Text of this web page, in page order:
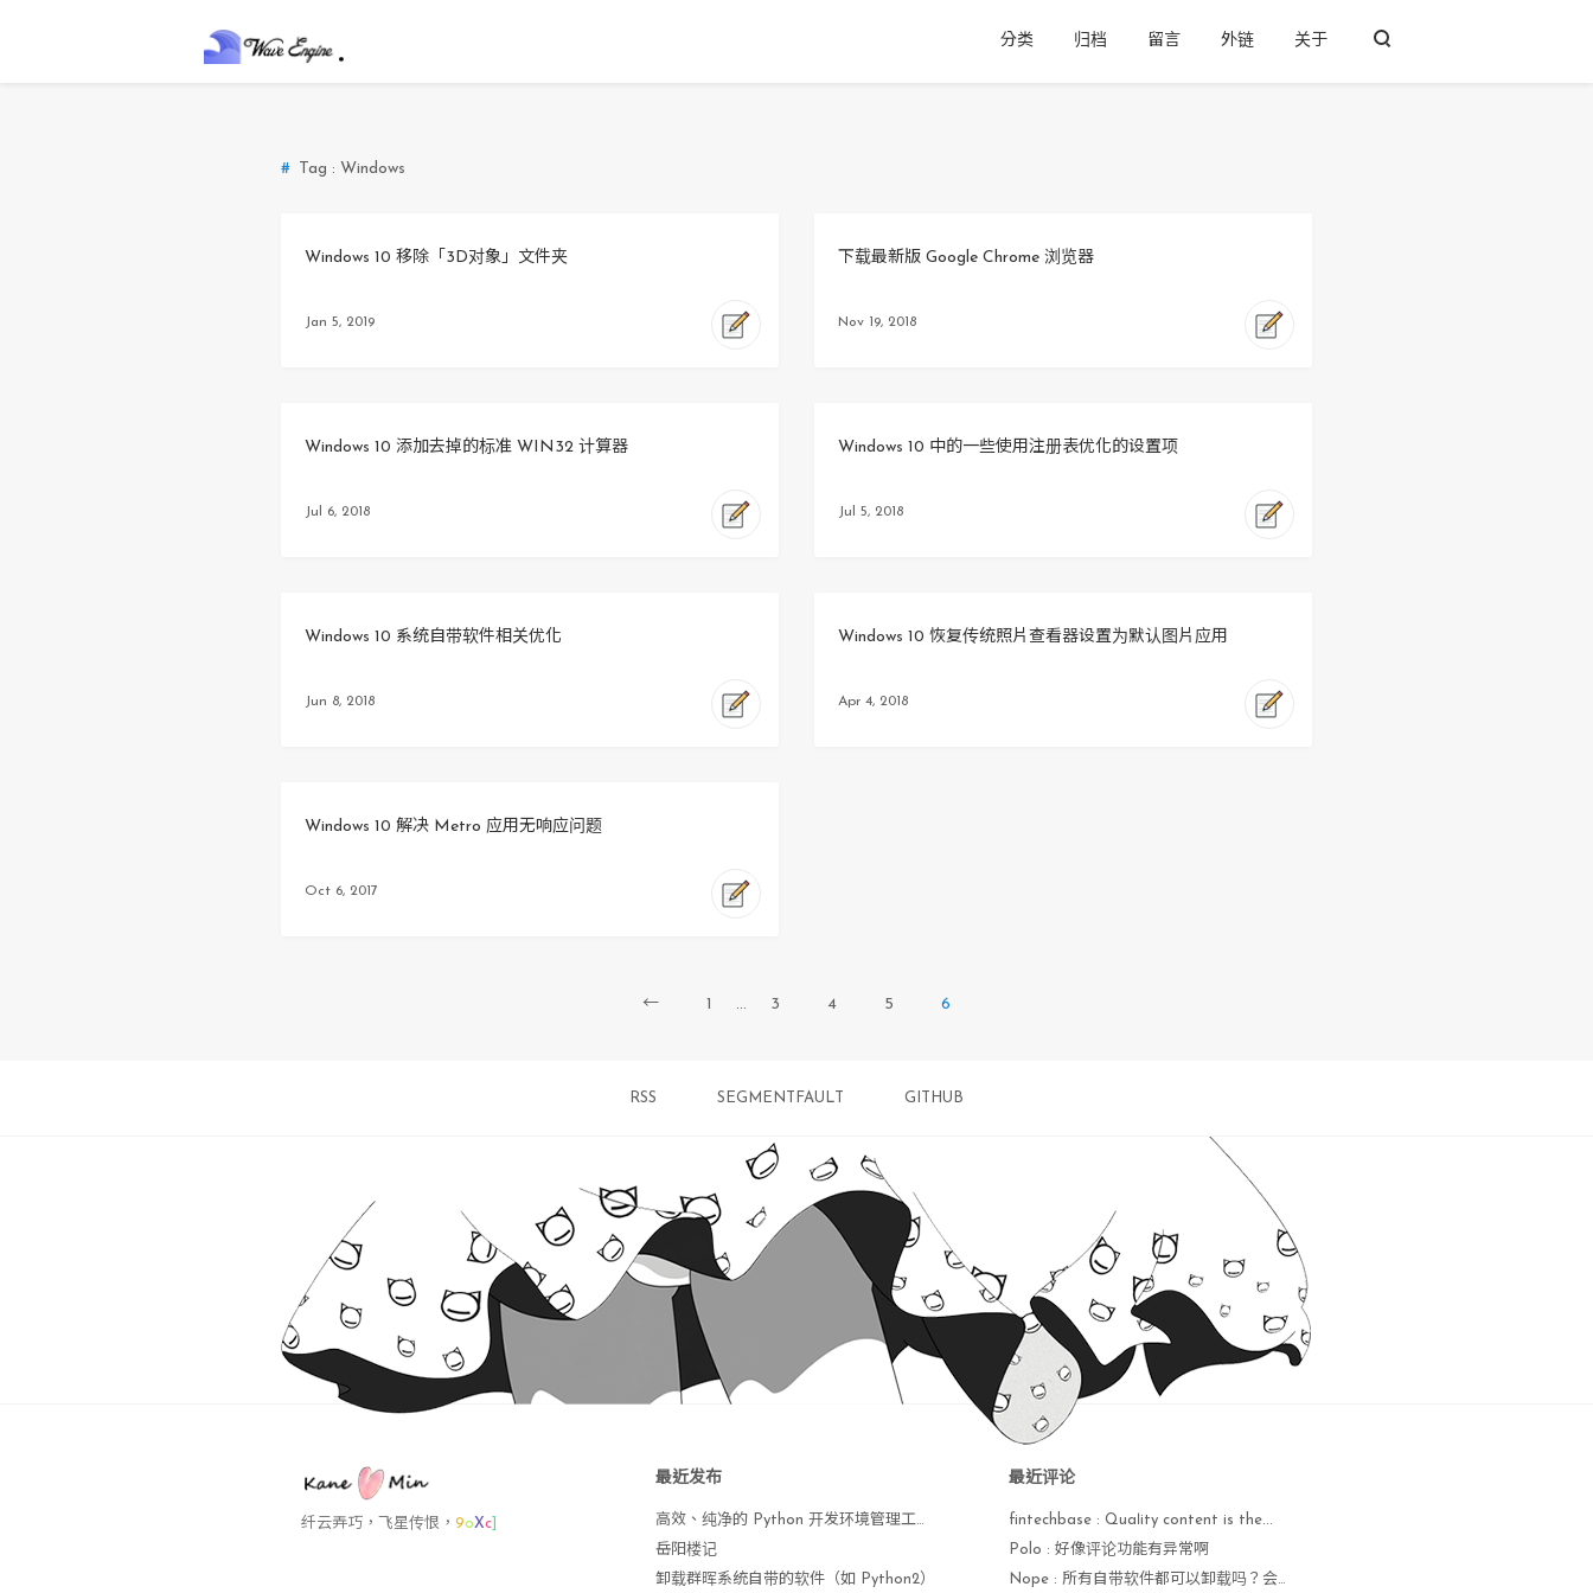
分类 归档 留言 外链 关于
Tag : Windows
Windows 10 移除「3D对象」文件夹
Jan 5, 2019
下载最新版 Google Chrome 浏览器
Nov 19, 2018
Windows 10 添加去掉的标准 WIN32 计算器
Jul 6, 2018
Windows 10 中的一些使用注册表优化的设置项
Jul 5, 2018
Windows 10 系统自带软件相关优化
Jun 8, 2018
Windows 10 恢复传统照片查看器设置为默认图片应用
Apr 4, 2018
Windows 10 解决 Metro 应用无响应问题
Oct 6, 2017
← 1 ... 3 4 5 6
RSS SEGMENTFAULT GITHUB
纤云弄巧，飞星传}o K LA
最近发布
高效、纯净的 Python 开发环境管理工具 uv 手册
岳阳楼记
卸载群晖系统自带的软件（如 Python2）
最近评论
fintechbase : Quaⅼity content is the...
Polo : 好像评论功能有异常啊
Nope : 所有自带软件都可以卸载吗？会不会出现异常